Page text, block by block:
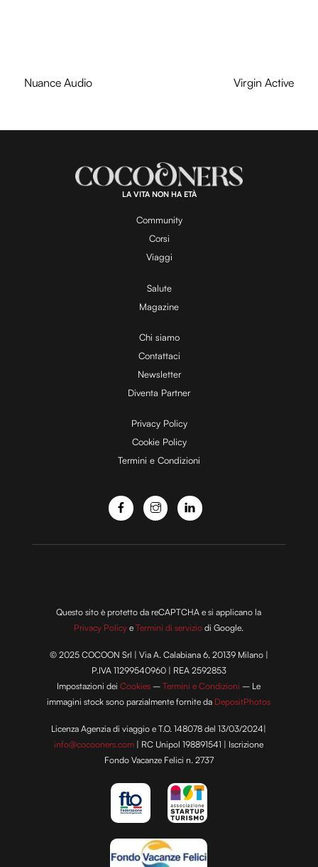
Nuance Audio Virgin Active
LA VITA NON HA ETÀ
Community
Corsi
Viaggi
Salute
Magazine
Chi siamo
Contattaci
Newsletter
Diventa Partner
Privacy Policy
Cookie Policy
Termini e Condizioni
Questo sito è protetto da reCAPTCHA e si applicano la
Privacy Policy eTermini di servizio di Google.
© 2025 COCOON Srl | Via A. Calabiana 6, 20139 Milano |
P.IVA 11299540960 | REA 2592853
Impostazioni deiCookies –Termini e Condizioni – Le
immagini stock sono parzialmente fornite da DepositPhotos
Licenza Agenzia di viaggio e T.O. 148078 del 13/03/2024|
info@cocooners.com | RC Unipol 198891541 | Iscrizione
Fondo Vacanze Felici n. 2737